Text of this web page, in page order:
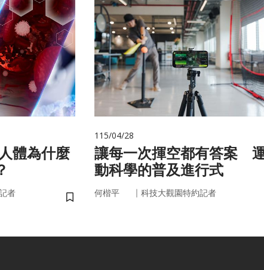
者
儲存書籤
115/04/28
讓每一次揮空都有答案
動科學的普及進行式
何楷平 ｜ 科技大觀園特約記者